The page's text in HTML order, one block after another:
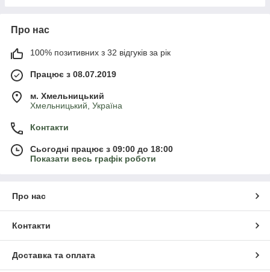
Про нас
100% позитивних з 32 відгуків за рік
Працює з 08.07.2019
м. Хмельницький
Хмельницький, Україна
Контакти
Сьогодні працює з 09:00 до 18:00
Показати весь графік роботи
Про нас
Контакти
Доставка та оплата